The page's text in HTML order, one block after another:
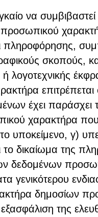
να
πληροφόρησης,
σκοπούς,
ή λογοτεχνικής
επιτρέπεται
έχει παράσχει
χαρακτήρα
υποκείμενο, γ)
το δικαίωμα της
δεδομένων
γενικότερου
δημοσίων
της